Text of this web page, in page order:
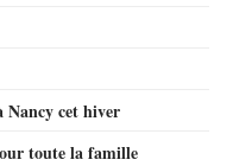
Nancy cet hiver
toute la famille